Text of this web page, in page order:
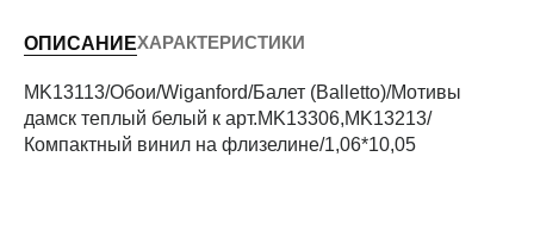
Периметр комнаты (м)
ОПИСАНИЕХАРАКТЕРИСТИКИ
MK13113/Обои/Wiganford/Балет (Balletto)/Мотивы
дамск теплый белый к арт.MK13306,MK13213/
Компактный винил на флизелине/1,06*10,05